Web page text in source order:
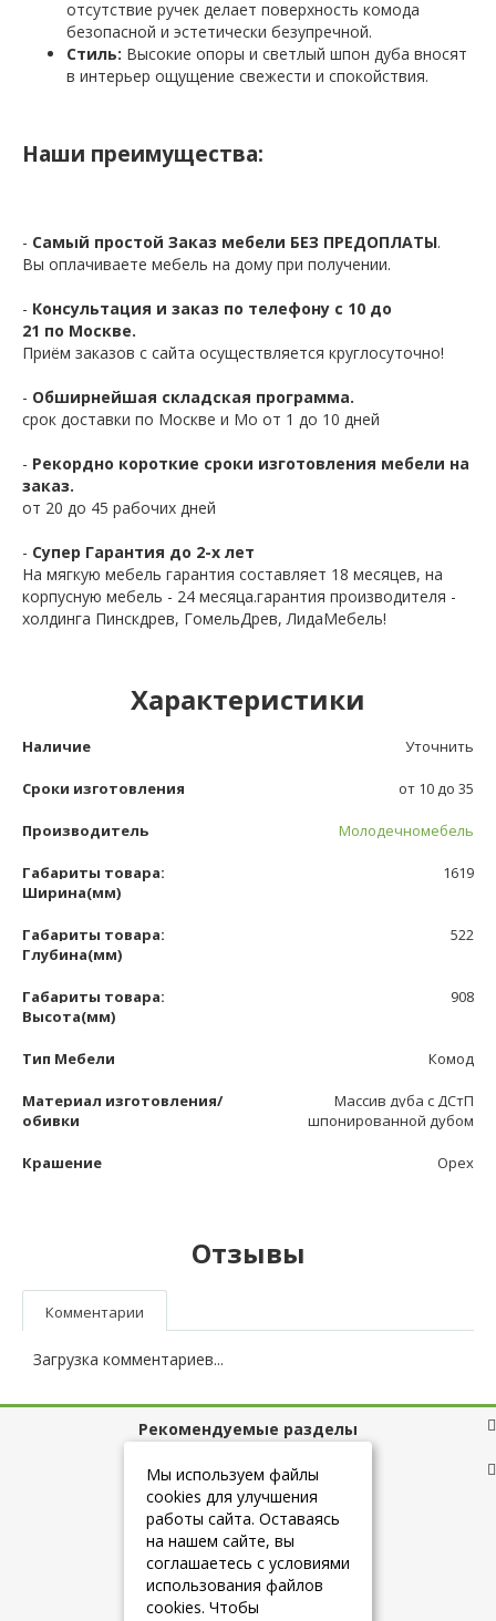
отсутствие ручек делает поверхность комода
безопасной и эстетически безупречной.
Стиль: Высокие опоры и светлый шпон дуба вносят
в интерьер ощущение свежести и спокойствия.
Наши преимущества:
- Самый простой Заказ мебели БЕЗ ПРЕДОПЛАТЫ.
Вы оплачиваете мебель на дому при получении.
- Консультация и заказ по телефону с 10 до
21 по Москве.
Приём заказов с сайта осуществляется круглосуточно!
- Обширнейшая складская программа.
срок доставки по Москве и Мо от 1 до 10 дней
- Рекордно короткие сроки изготовления мебели на
заказ.
от 20 до 45 рабочих дней
- Супер Гарантия до 2-х лет
На мягкую мебель гарантия составляет 18 месяцев, на
корпусную мебель - 24 месяца.гарантия производителя -
холдинга Пинскдрев, ГомельДрев, ЛидаМебель!
Характеристики
Наличие Уточнить
Сроки изготовления от 10 до 35
Производитель Молодечномебель
Габариты товара:
Ширина(мм)
1619
Габариты товара:
Глубина(мм)
522
Габариты товара:
Высота(мм)
908
Тип Мебели Комод
Материал изготовления/
обивки
Массив дуба с ДСтП
шпонированной дубом
Крашение Орех
Отзывы
Комментарии
Загрузка комментариев...
Рекомендуемые разделы
Полезные ссылки
+7 (925) 084-10-60
Мы используем файлы
cookies для улучшения
работы сайта. Оставаясь
на нашем сайте, вы
соглашаетесь с условиями
использования файлов
cookies. Чтобы